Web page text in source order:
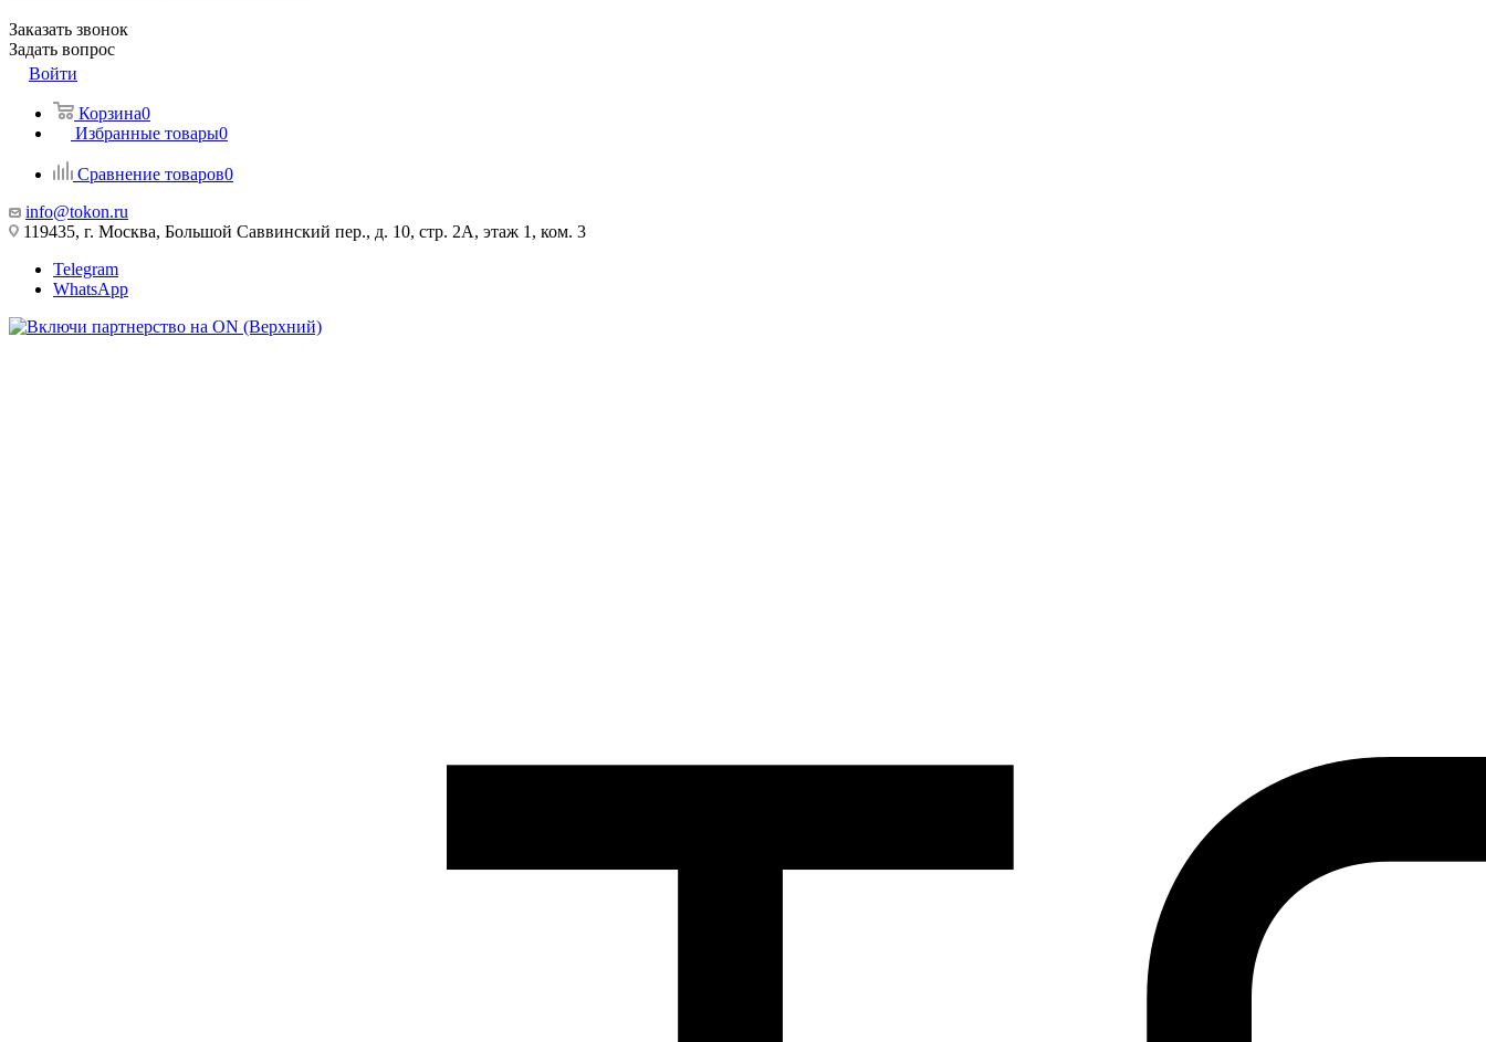
Заказать звонок
Задать вопрос
Войти
Корзина0
Избранные товары0
Сравнение товаров0
info@tokon.ru
119435, г. Москва, Большой Саввинский пер., д. 10, стр. 2А, этаж 1, ком. 3
Telegram
WhatsApp